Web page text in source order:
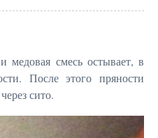
медовая смесь остывает, в
После этого пряности
сито.